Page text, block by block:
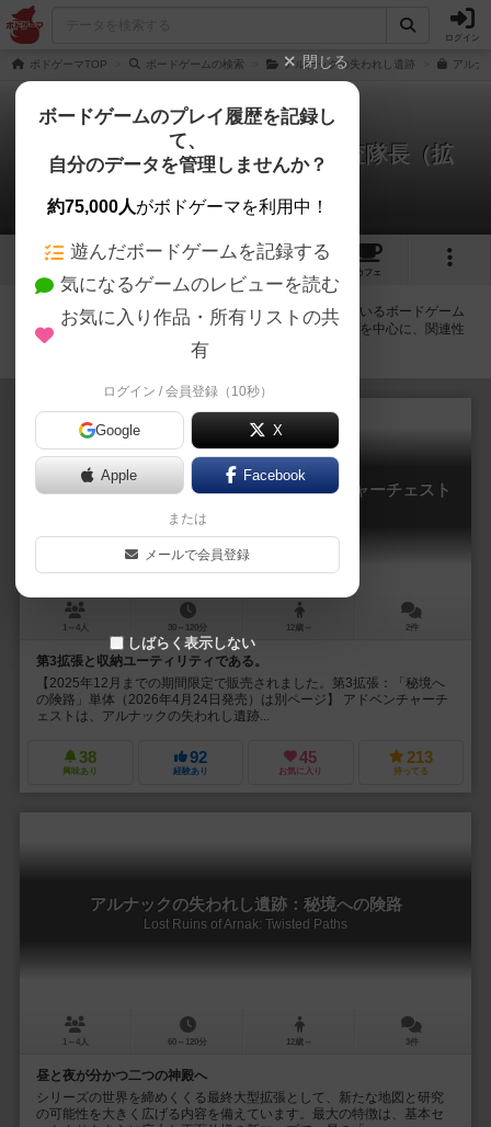
ログイン
ボドゲーマTOP ボードゲームの検索 アルナックの失われし遺跡 アルナ
アルナックの失われし遺跡：調査隊長（拡
張）
拡張/関連作品 4件
12 10
カフェ
アルナックの失われし遺跡：調査隊長（拡張）に紐付いているボードゲーム
一覧です。拡張版・続編・リメイク版などの同じシリーズを中心に、関連性
の強い作品をまとめています。
アルナックの失われし遺跡：アドヴェンチャーチェスト
Lost Ruins of Arnak: Adventure Chest
1～4人 30～120分 12歳～ 2件
第3拡張と収納ユーティリティである。
【2025年12月までの期間限定で販売されました。第3拡張：「秘境へ
の険路」単体（2026年4月24日発売）は別ページ】 アドベンチャーチ
ェストは、アルナックの失われし遺跡...
38
興味あり
92
経験あり
45
お気に入り
213
持ってる
アルナックの失われし遺跡：秘境への険路
Lost Ruins of Arnak: Twisted Paths
1～4人 60～120分 12歳～ 3件
昼と夜が分かつ二つの神殿へ
シリーズの世界を締めくくる最終大型拡張として、新たな地図と研究
の可能性を大きく広げる内容を備えています。最大の特徴は、基本セ
閉じる
ボードゲームのプレイ履歴を記録し
て、
自分のデータを管理しませんか？
約75,000人がボドゲーマを利用中！
遊んだボードゲームを記録する
気になるゲームのレビューを読む
お気に入り作品・所有リストの共
有
ログイン / 会員登録（10秒）
Google X
Apple Facebook
または
メールで会員登録
しばらく表示しない